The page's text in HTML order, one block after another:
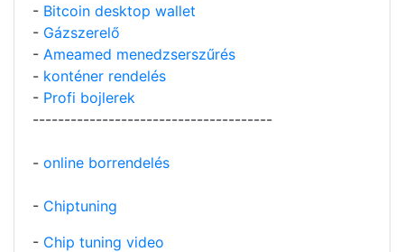
- Bitcoin desktop wallet
- Gázszerelő
- Ameamed menedzserszűrés
- konténer rendelés
- Profi bojlerek
--------------------------------------
- online borrendelés
- Chiptuning
- Chip tuning video